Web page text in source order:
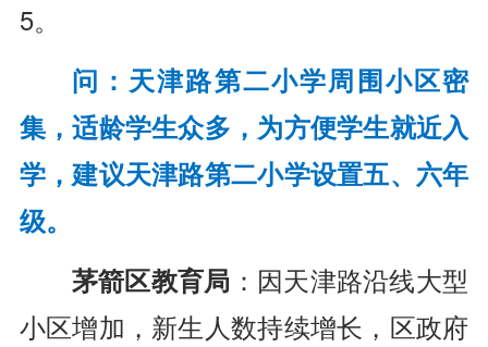
5。
问：天津路第二小学周围小区密
集，适龄学生众多，为方便学生就近入
学，建议天津路第二小学设置五、六年
级。
茅箭区教育局 ：因天津路沿线大型
小区增加，新生人数持续增长，区政府